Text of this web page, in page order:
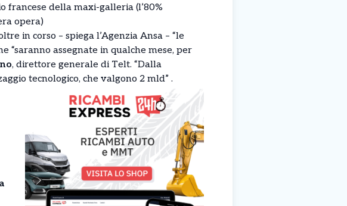
francese della maxi-galleria (l’80%
opera)
in corso – spiega l’Agenzia Ansa – “le
assegnate in qualche mese, per
, direttore generale di Telt. “Dalla
tecnologico, che valgono 2 mld” .